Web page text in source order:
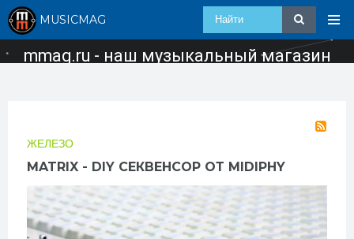
MUSICMAG
mmag.ru - наш музыкальный магазин
ЖЕЛЕЗО
MATRIX - DIY СЕКВЕНСОР ОТ MIDIPHY